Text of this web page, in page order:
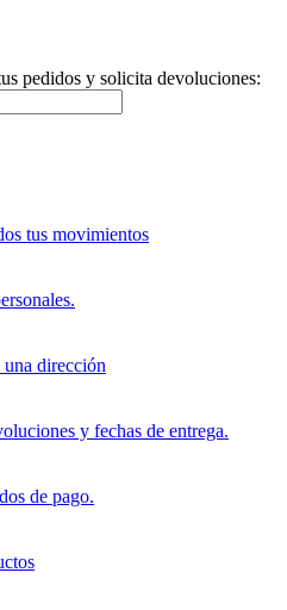
pedidos y solicita devoluciones:
tus movimientos
dirección
y fechas de entrega.
de pago.